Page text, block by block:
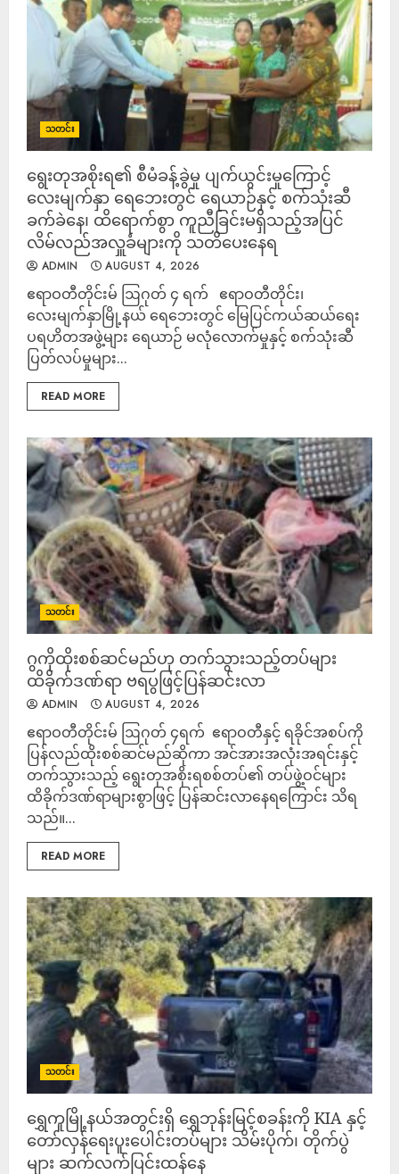
သတင်း
ရွေးတုအစိုးရ၏ စီမံခန့်ခွဲမှု ပျက်ယွင်းမှုကြောင့်
လေးမျက်နှာ ရေဘေးတွင် ရေယာဉ်နှင့် စက်သုံးဆီ
ခက်ခဲနေ၊ ထိရောက်စွာ ကူညီခြင်းမရှိသည့်အပြင်
လိမ်လည်အလှူခံများကို သတိပေးနေရ
ADMIN AUGUST 4, 2026
ဧရာဝတီတိုင်းမ် ဩဂုတ် ၄ ရက် ဧရာဝတီတိုင်း၊
လေးမျက်နှာမြို့နယ် ရေဘေးတွင် မြေပြင်ကယ်ဆယ်ရေး
ပရဟိတအဖွဲ့များ ရေယာဉ် မလုံလောက်မှုနှင့် စက်သုံးဆီ
ပြတ်လပ်မှုများ...
READ MORE
သတင်း
ဂွကိုထိုးစစ်ဆင်မည်ဟု တက်သွားသည့်တပ်များ
ထိခိုက်ဒဏ်ရာ ဗရပွဖြင့်ပြန်ဆင်းလာ
ADMIN AUGUST 4, 2026
‎ဧရာဝတီတိုင်းမ် ‎ဩဂုတ် ၄ရက် ‎ ‎ဧရာဝတီနှင့် ရခိုင်အစပ်ကို
ပြန်လည်ထိုးစစ်ဆင်မည်ဆိုကာ အင်အားအလုံးအရင်းနှင့်
တက်သွားသည့် ရွေးတုအစိုးရစစ်တပ်၏ တပ်ဖွဲ့ဝင်များ
ထိခိုက်ဒဏ်ရာများစွာဖြင့် ပြန်ဆင်းလာနေရကြောင်း သိရ
သည်။...
READ MORE
သတင်း
ရွှေကူမြို့နယ်အတွင်းရှိ ရွှေဘုန်းမြင့်စခန်းကို KIA နှင့်
တော်လှန်ရေးပူးပေါင်းတပ်များ သိမ်းပိုက်၊ တိုက်ပွဲ
များ ဆက်လက်ပြင်းထန်နေ